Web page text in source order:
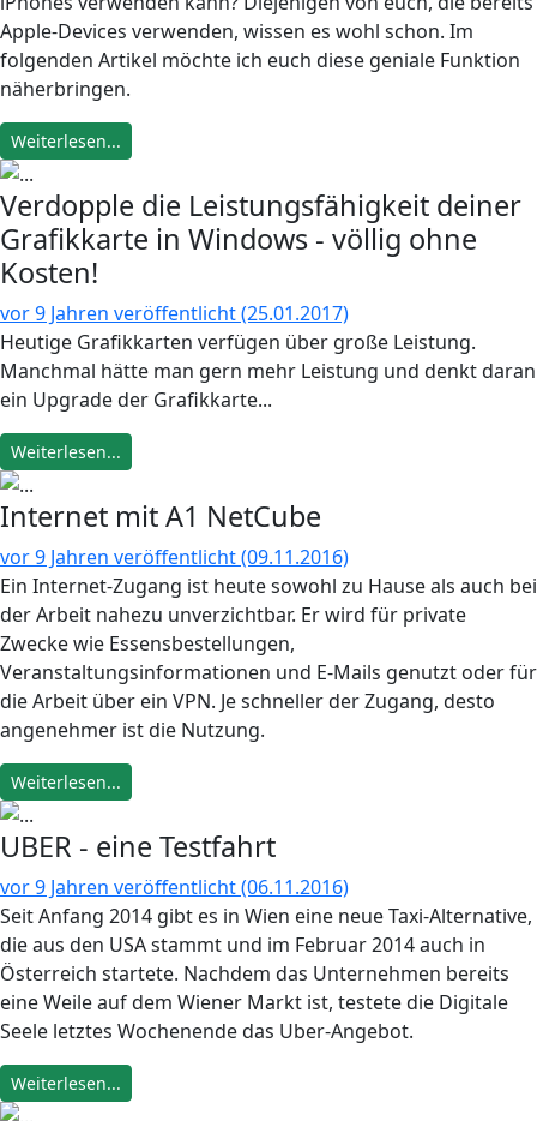
Apple-Devices verwenden, wissen es wohl schon. Im
folgenden Artikel möchte ich euch diese geniale Funktion
näherbringen.
Weiterlesen...
Verdopple die Leistungsfähigkeit deiner
Grafikkarte in Windows - völlig ohne
Kosten!
vor 9 Jahren veröffentlicht (25.01.2017)
Heutige Grafikkarten verfügen über große Leistung.
Manchmal hätte man gern mehr Leistung und denkt daran
ein Upgrade der Grafikkarte...
Weiterlesen...
Internet mit A1 NetCube
vor 9 Jahren veröffentlicht (09.11.2016)
Ein Internet-Zugang ist heute sowohl zu Hause als auch bei
der Arbeit nahezu unverzichtbar. Er wird für private
Zwecke wie Essensbestellungen,
Veranstaltungsinformationen und E-Mails genutzt oder für
die Arbeit über ein VPN. Je schneller der Zugang, desto
angenehmer ist die Nutzung.
Weiterlesen...
UBER - eine Testfahrt
vor 9 Jahren veröffentlicht (06.11.2016)
Seit Anfang 2014 gibt es in Wien eine neue Taxi-Alternative,
die aus den USA stammt und im Februar 2014 auch in
Österreich startete. Nachdem das Unternehmen bereits
eine Weile auf dem Wiener Markt ist, testete die Digitale
Seele letztes Wochenende das Uber-Angebot.
Weiterlesen...